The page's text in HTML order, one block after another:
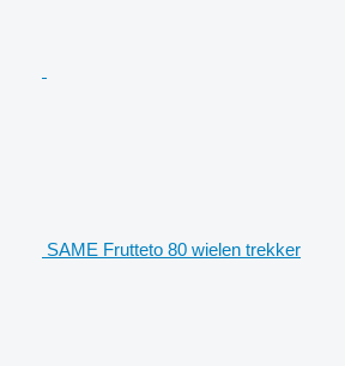
SAME Frutteto 80 wielen trekker